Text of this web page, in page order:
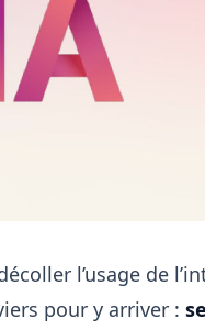
l’usage de
pour y arriver :